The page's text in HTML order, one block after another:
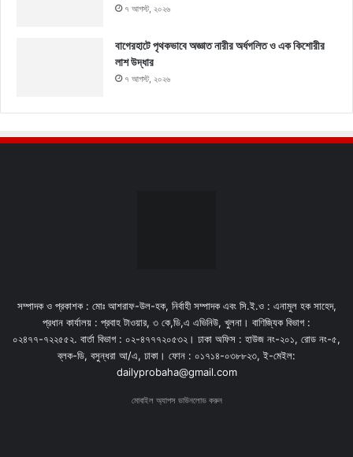
৭ আগস্ট, ২০২৬
বাগেরহাটে পৃথকভাবে অজ্ঞাত নারীর অর্ধগলিত ও এক কিশোরীর
লাশ উদ্ধার
৭ আগস্ট, ২০২৬
সম্পাদক ও প্রকাশক : মোঃ আশরাফ-উল-হক, নির্বাহী সম্পাদক এবং সি.ই.ও : এনামুল হক সাহেদ,
প্রধান কার্যালয় : প্রবাহ টাওয়ার, ৩ কে,ডি,এ এভিনিউ, খুলনা। বাণিজ্যিক বিভাগ :
০২৪৭৭-৭২২৫৫২. বার্তা বিভাগ : ০২-৪৭৭৭২০৫৩২। ঢাকা অফিস : হাউজ নং-২০১, রোড নং-৫,
ব্লক-ডি, বসুন্ধরা আ/এ, ঢাকা। ফোন : ০১৭১৪-০৩৮৮২৩, ই-মেইল:
dailyprobaha@gmail.com
মোবাইল অ্যাপস ডাউনলোড করুন